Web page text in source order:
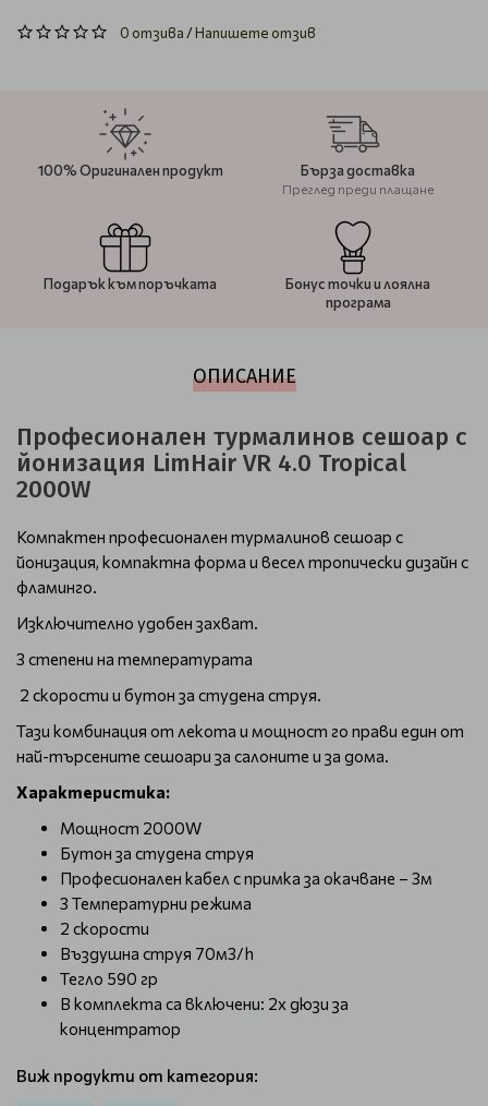
0 отзива/Напишете отзив
100% Оригинален продукт Бърза доставка
Преглед преди плащане
Подарък към поръчката
Бонус точки и лоялна
програма
ОПИСАНИЕ
Професионален турмалинов сешоар с
йонизация LimHair VR 4.0 Tropical
2000W
Компактен професионален турмалинов сешоар с
йонизация, компактна форма и весел тропически дизайн с
фламинго.
Изключително удобен захват.
3 степени на температурата
2 скорости и бутон за студена струя.
Тази комбинация от лекота и мощност го прави един от
най-търсените сешоари за салоните и за дома.
Характеристика:
Мощност 2000W
Бутон за студена струя
Професионален кабел с примка за окачване – 3м
3 Температурни режима
2 скорости
Въздушна струя 70м3/h
Тегло 590 гр
В комплекта са включени: 2x дюзи за
концентратор
Виж продукти от категория: